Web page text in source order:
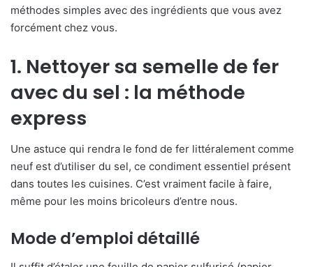
méthodes simples avec des ingrédients que vous avez
forcément chez vous.
1. Nettoyer sa semelle de fer
avec du sel : la méthode
express
Une astuce qui rendra le fond de fer littéralement comme
neuf est d’utiliser du sel, ce condiment essentiel présent
dans toutes les cuisines. C’est vraiment facile à faire,
même pour les moins bricoleurs d’entre nous.
Mode d’emploi détaillé